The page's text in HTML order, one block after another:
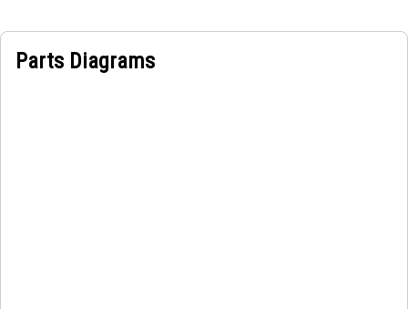
Parts Diagrams